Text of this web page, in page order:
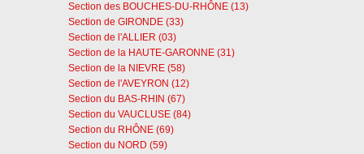
Section des BOUCHES-DU-RHÔNE (13)
Section de GIRONDE (33)
Section de l'ALLIER (03)
Section de la HAUTE-GARONNE (31)
Section de la NIEVRE (58)
Section de l'AVEYRON (12)
Section du BAS-RHIN (67)
Section du VAUCLUSE (84)
Section du RHÔNE (69)
Section du NORD (59)